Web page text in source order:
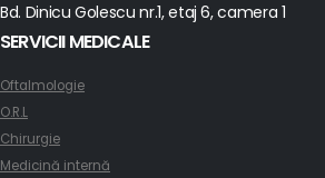
Bd. Dinicu Golescu nr.1, etaj 6, camera 1
SERVICII MEDICALE
Oftalmologie
O.R.L
Chirurgie
Medicină internă